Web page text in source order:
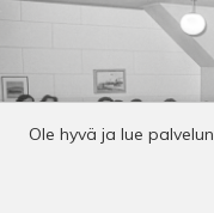
Ole hyvä ja lue palvelun